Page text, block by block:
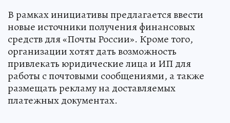
В рамках инициативы предлагается ввести
новые источники получения финансовых
средств для «Почты России». Кроме того,
организации хотят дать возможность
привлекать юридические лица и ИП для
работы с почтовыми сообщениями, а также
размещать рекламу на доставляемых
платежных документах.